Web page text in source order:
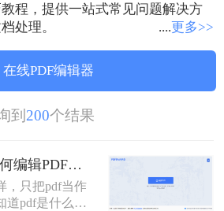
程，提供一站式常见问题解决方
处理。
....更多>>
在线PDF编辑器
到 200个结果
pdf是什么意思？如何编辑PDF文件！
，只把pdf当作
道pdf是什么，